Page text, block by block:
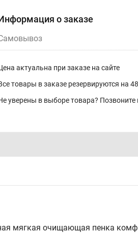
о заказе
актуальна при заказе на сайте
товары в заказе резервируются на
уверены в выборе товара?
мягкая очищающая пенка